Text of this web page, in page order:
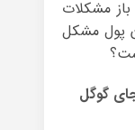
مشکلات
پول مشکل
گوگل